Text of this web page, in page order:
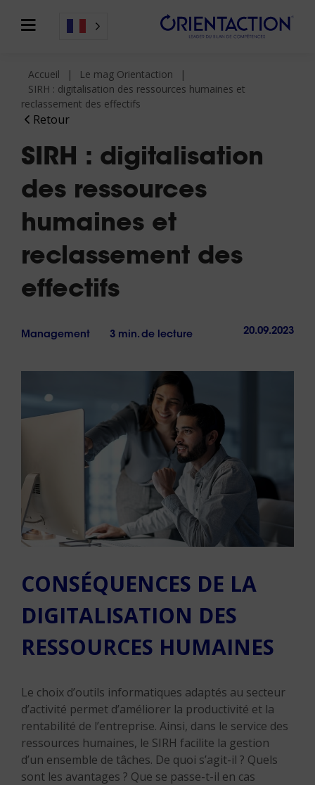
Retour
Accueil
Le mag Orientaction
SIRH : digitalisation des ressources humaines et
reclassement des effectifs
SIRH : digitalisation
des ressources
humaines et
reclassement des
effectifs
Management 3 min. de lecture 20.09.2023
CONSÉQUENCES DE LA
DIGITALISATION DES
RESSOURCES HUMAINES
Le choix d’outils informatiques adaptés au secteur
d’activité permet d’améliorer la productivité et la
rentabilité de l’entreprise. Ainsi, dans le service des
ressources humaines, le SIRH facilite la gestion
d’un ensemble de tâches. De quoi s’agit-il ? Quels
sont les avantages ? Que se passe-t-il en cas